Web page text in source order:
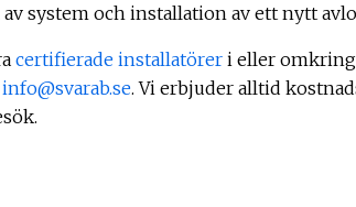
system och installation av ett nytt
certifierade installatörer i eller omkring
info@svarab.se. Vi erbjuder alltid